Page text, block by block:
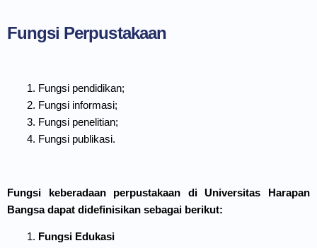
Fungsi Perpustakaan
Fungsi pendidikan;
Fungsi informasi;
Fungsi penelitian;
Fungsi publikasi.
Fungsi keberadaan perpustakaan di Universitas Harapan
Bangsa dapat didefinisikan sebagai berikut:
Fungsi Edukasi